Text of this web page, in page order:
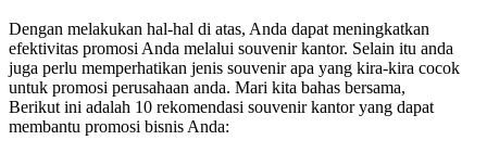
Dengan melakukan hal-hal di atas, Anda dapat meningkatkan
efektivitas promosi Anda melalui souvenir kantor. Selain itu anda
juga perlu memperhatikan jenis souvenir apa yang kira-kira cocok
untuk promosi perusahaan anda. Mari kita bahas bersama,
Berikut ini adalah 10 rekomendasi souvenir kantor yang dapat
membantu promosi bisnis Anda: